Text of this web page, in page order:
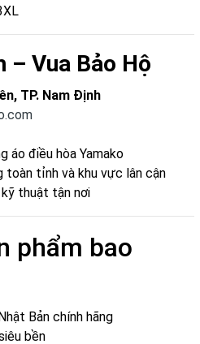
– Vua Bảo Hộ
TP. Nam Định
áo điều hòa Yamako
tỉnh và khu vực lân cận
thuật tận nơi
phẩm bao
Bản chính hãng
bền